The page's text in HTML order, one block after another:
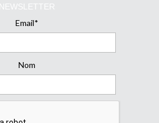
NEWSLETTER
Email*
Nom